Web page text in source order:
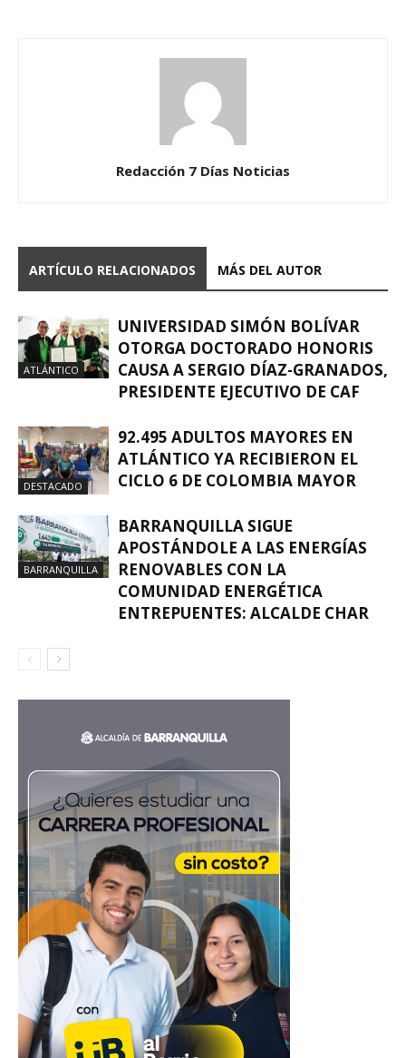
Redacción 7 Días Noticias
ARTÍCULO RELACIONADOS MÁS DEL AUTOR
ATLÁNTICO
UNIVERSIDAD SIMÓN BOLÍVAR
OTORGA DOCTORADO HONORIS
CAUSA A SERGIO DÍAZ-GRANADOS,
PRESIDENTE EJECUTIVO DE CAF
DESTACADO
92.495 ADULTOS MAYORES EN
ATLÁNTICO YA RECIBIERON EL
CICLO 6 DE COLOMBIA MAYOR
BARRANQUILLA
BARRANQUILLA SIGUE
APOSTÁNDOLE A LAS ENERGÍAS
RENOVABLES CON LA
COMUNIDAD ENERGÉTICA
ENTREPUENTES: ALCALDE CHAR